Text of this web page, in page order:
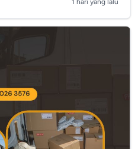
1 hari yang lalu